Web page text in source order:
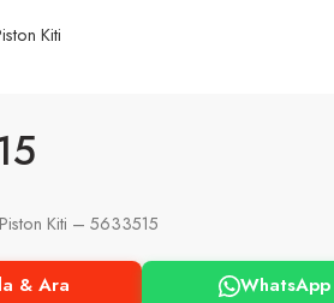
Kiti
Kiti – 5633515
& Ara
WhatsApp